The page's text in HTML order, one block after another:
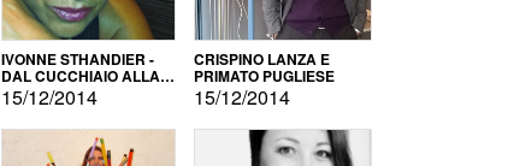
IVONNE STHANDIER -
DAL CUCCHIAIO ALLA
CITTÀ
15/12/2014
CRISPINO LANZA E
PRIMATO PUGLIESE
15/12/2014